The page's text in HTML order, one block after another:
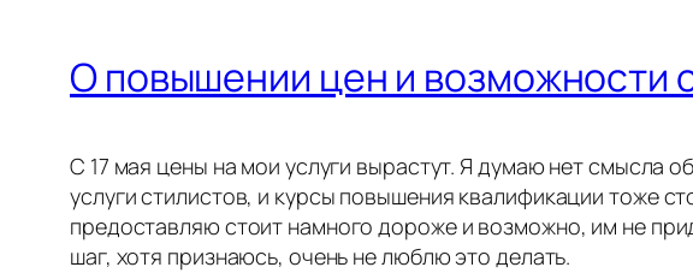
О повышении цен и возможности
С 17 мая цены на мои услуги вырастут. Я думаю нет смысла
услуги стилистов, и курсы повышения квалификации тоже
предоставляю стоит намного дороже и возможно, им не
шаг, хотя признаюсь, очень не люблю это делать.